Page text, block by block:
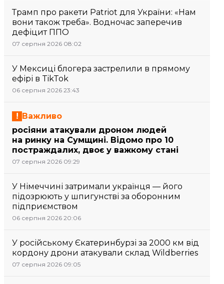
Трамп про ракети Patriot для України: «Нам
вони також треба». Водночас заперечив
дефіцит ППО
07 серпня 2026 08:02
У Мексиці блогера застрелили в прямому
ефірі в TikTok
06 серпня 2026 23:43
Важливо
росіяни атакували дроном людей
на ринку на Сумщині. Відомо про 10
постраждалих, двоє у важкому стані
07 серпня 2026 09:29
У Німеччині затримали українця — його
підозрюють у шпигунстві за оборонним
підприємством
06 серпня 2026 20:06
У російському Єкатеринбурзі за 2000 км від
кордону дрони атакували склад Wildberries
07 серпня 2026 09:05